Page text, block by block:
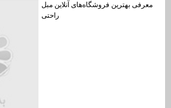
معرفی بهترین فروشگاه‌های آنلاین مبل
راحتی